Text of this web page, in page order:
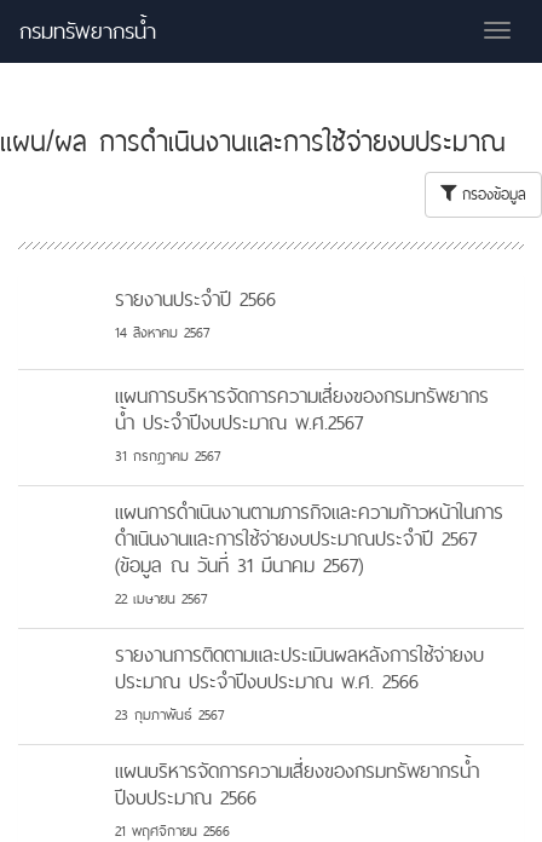
กรมทรัพยากรน้ำ
แผน/ผล การดำเนินงานและการใช้จ่ายงบประมาณ
กรองข้อมูล
รายงานประจำปี 2566
14 สิงหาคม 2567
แผนการบริหารจัดการความเสี่ยงของกรมทรัพยากร
น้ำ ประจำปีงบประมาณ พ.ศ.2567
31 กรกฎาคม 2567
แผนการดำเนินงานตามภารกิจและความก้าวหน้าในการ
ดำเนินงานและการใช้จ่ายงบประมาณประจำปี 2567
(ข้อมูล ณ วันที่ 31 มีนาคม 2567)
22 เมษายน 2567
รายงานการติดตามและประเมินผลหลังการใช้จ่ายงบ
ประมาณ ประจำปีงบประมาณ พ.ศ. 2566
23 กุมภาพันธ์ 2567
แผนบริหารจัดการความเสี่ยงของกรมทรัพยากรน้ำ
ปีงบประมาณ 2566
21 พฤศจิกายน 2566